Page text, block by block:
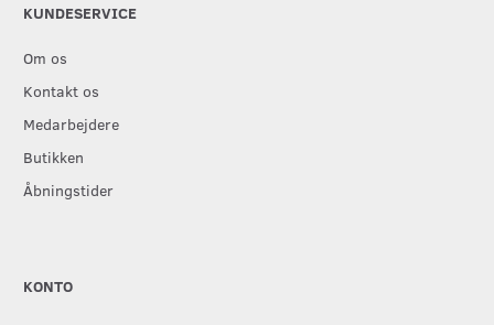
KUNDESERVICE
Om os
Kontakt os
Medarbejdere
Butikken
Åbningstider
KONTO